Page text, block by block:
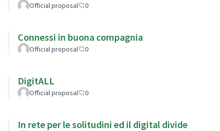
Official proposal 0
Connessi in buona compagnia
Official proposal 0
DigitALL
Official proposal 0
In rete per le solitudini ed il digital divide